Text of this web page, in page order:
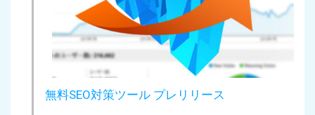
無料SEO対策ツール プレリリース